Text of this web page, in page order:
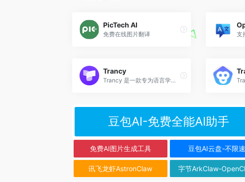
PicTech AI
免费在线图片翻译
Trancy
Trancy 是一款专为语言学习者设计的 AI 驱动工具，旨在通过沉浸式学习体验帮助用户高效掌握外语。
豆包AI-免费全能AI助手
免费AI图片生成工具 豆包AI云盘-不限速
讯飞龙虾AstronClaw 字节ArkClaw-